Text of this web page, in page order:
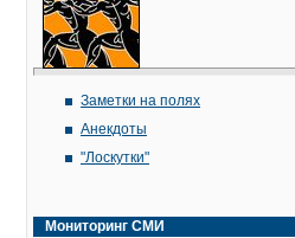
Заметки на полях
Анекдоты
"Лоскутки"
Мониторинг СМИ